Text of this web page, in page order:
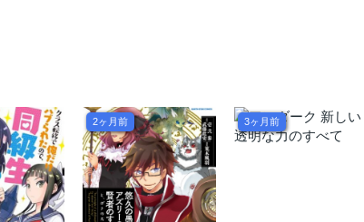
2ヶ月前 3ヶ月前